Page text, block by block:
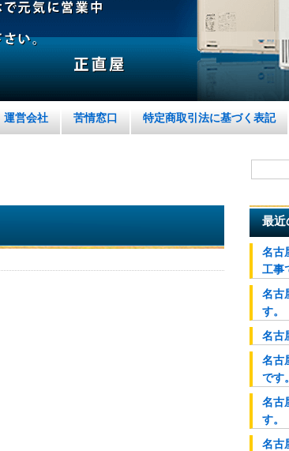
運営会社 苦情窓口 特定商取引法に基づく表記
最近
名古
工事
名古
す。
名古
名古
です。
名古
す。
名古